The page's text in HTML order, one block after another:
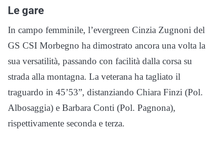
Le gare
In campo femminile, l’evergreen Cinzia Zugnoni del
GS CSI Morbegno ha dimostrato ancora una volta la
sua versatilità, passando con facilità dalla corsa su
strada alla montagna. La veterana ha tagliato il
traguardo in 45’53”, distanziando Chiara Finzi (Pol.
Albosaggia) e Barbara Conti (Pol. Pagnona),
rispettivamente seconda e terza.